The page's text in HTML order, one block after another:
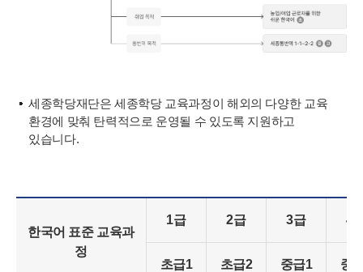
세종학당재단은 세종학당 교육과정이 해외의 다양한 교육
환경에 맞춰 탄력적으로 운영될 수 있도록 지원하고
있습니다.
한국어 표준 교육과
정
1급 2급 3급 4
초급1 초급2 중급1 중